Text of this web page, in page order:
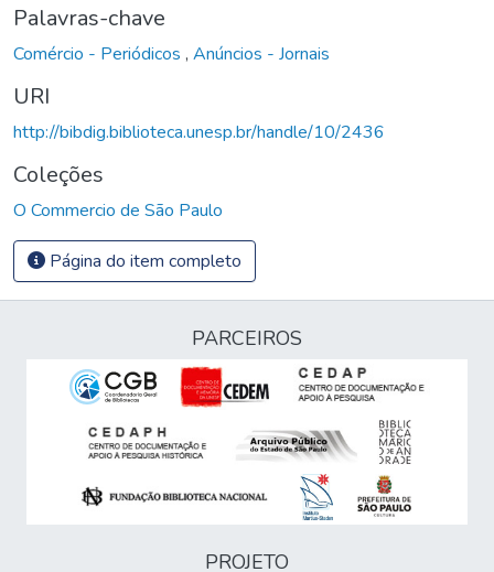
Palavras-chave
Comércio - Periódicos , Anúncios - Jornais
URI
http://bibdig.biblioteca.unesp.br/handle/10/2436
Coleções
O Commercio de São Paulo
Página do item completo
PARCEIROS
PROJETO